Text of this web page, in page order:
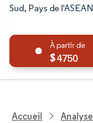
Sud, Pays de
4750
Accueil